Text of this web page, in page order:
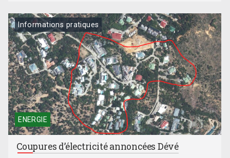
ENERGIE
Informations pratiques
Coupures d’électricité annoncées Dévé